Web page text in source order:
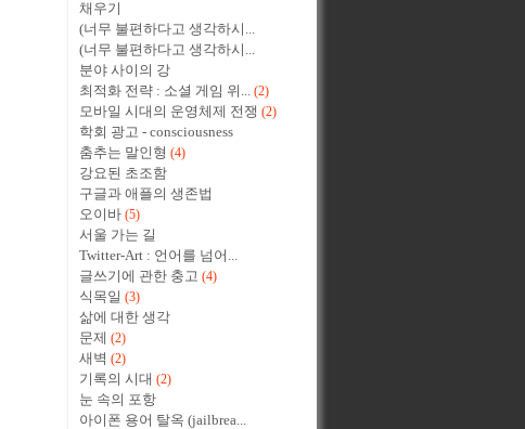
채우기
(너무 불편하다고 생각하시...
(너무 불편하다고 생각하시...
분야 사이의 강
최적화 전략 : 소셜 게임 위... (2)
모바일 시대의 운영체제 전쟁 (2)
학회 광고 - consciousness
춤추는 말인형 (4)
강요된 초조함
구글과 애플의 생존법
오이바 (5)
서울 가는 길
Twitter-Art : 언어를 넘어...
글쓰기에 관한 충고 (4)
식목일 (3)
삶에 대한 생각
문제
(2)
새벽 (2)
기록의 시대 (2)
눈 속의 포항
아이폰 용어 탈옥 (jailbrea...